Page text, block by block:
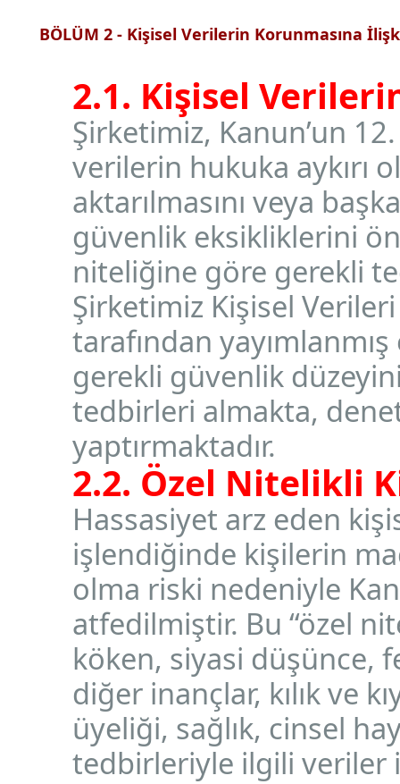
BÖLÜM 2 - Kişisel Verilerin Korunmasına
2.1. Kişisel
Şirketimiz, Kanun’un
verilerin hukuka aykırı
aktarılmasını veya
güvenlik eksikliklerini
niteliğine göre gerekli
Şirketimiz Kişisel
tarafından
gerekli güvenlik
tedbirleri almakta,
yaptırmaktadır.
2.2. Özel Nitelikli
Hassasiyet arz eden
işlendiğinde kişilerin
olma riski nedeniyle
atfedilmiştir. Bu “özel
köken, siyasi düşünce,
diğer inançlar, kılık ve
üyeliği, sağlık, cinsel
tedbirleriyle ilgili veriler